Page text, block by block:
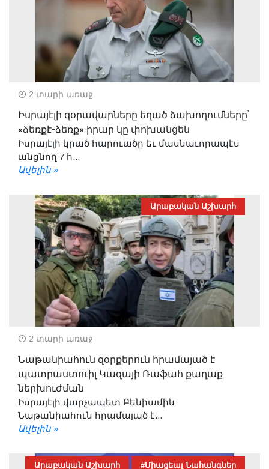
2 տարի առաջ
Իսրայէլի զօրավարները եղած ձախողումները՝
«ձեռքէ-ձեռք» իրար կը փոխանցեն
Իսրայէլի կրած հարուածը եւ մասնաւորապէս
անցնող 7 հ...
Ավելին »
Արաբական Աշխարհ
2 տարի առաջ
Նաթանիահուն զօրքերուն հրամայած է
պատրաստուիլ Կազայի Ռաֆահ քաղաք
ներխուժման
Իսրայէլի վարչապետ Բենիամին
Նաթանիահուն հրամայած է...
Ավելին »
Արաբական Աշխարհ #Միացեալ Նահանգներ